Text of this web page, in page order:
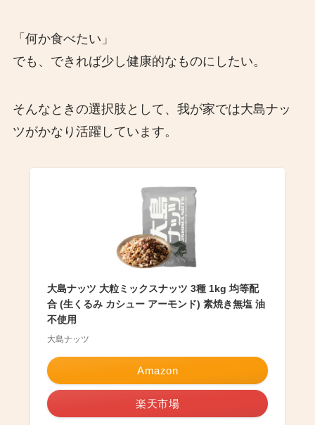
「何か食べたい」
でも、できれば少し健康的なものにしたい。
そんなときの選択肢として、我が家では大島ナッ
ツがかなり活躍しています。
大島ナッツ 大粒ミックスナッツ 3種 1kg 均等配
合 (生くるみ カシュー アーモンド) 素焼き無塩 油
不使用
大島ナッツ
Amazon
楽天市場